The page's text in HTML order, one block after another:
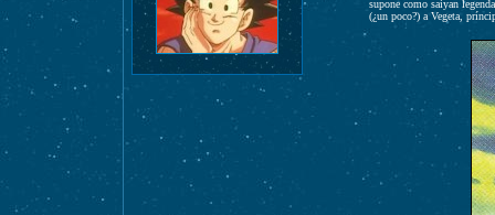
supone como saiyan
(¿un poco?) a Vegeta,